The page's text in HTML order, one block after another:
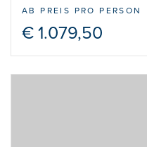
AB PREIS PRO PERSON
€ 1.079,50